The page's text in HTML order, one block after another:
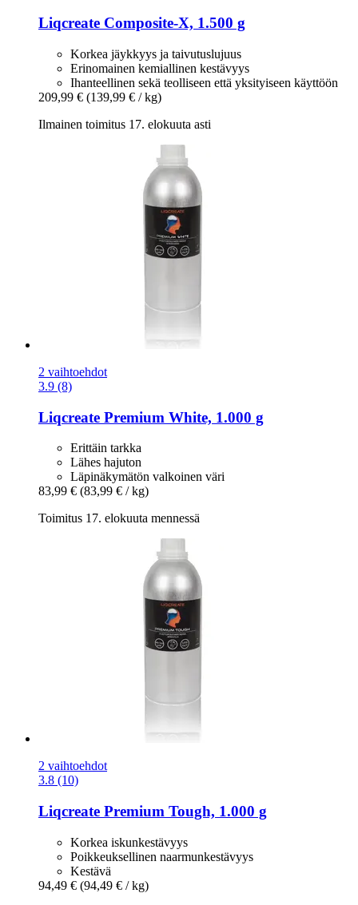
Liqcreate Composite-​X, 1.500 g
Korkea jäykkyys ja taivutuslujuus
Erinomainen kemiallinen kestävyys
Ihanteellinen sekä teolliseen että yksityiseen käyttöön
209,99 € (139,99 € / kg)
Ilmainen toimitus 17. elokuuta asti
2 vaihtoehdot
3.9 (8)
Liqcreate Premium White, 1.000 g
Erittäin tarkka
Lähes hajuton
Läpinäkymätön valkoinen väri
83,99 € (83,99 € / kg)
Toimitus 17. elokuuta mennessä
2 vaihtoehdot
3.8 (10)
Liqcreate Premium Tough, 1.000 g
Korkea iskunkestävyys
Poikkeuksellinen naarmunkestävyys
Kestävä
94,49 € (94,49 € / kg)